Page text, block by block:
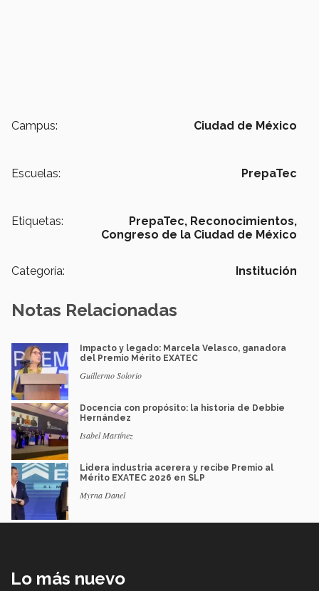
Campus: Ciudad de México
Escuelas: PrepaTec
Etiquetas: PrepaTec, Reconocimientos,
Congreso de la Ciudad de México
Categoría: Institución
Notas Relacionadas
Impacto y legado: Marcela Velasco, ganadora
del Premio Mérito EXATEC
Guillermo Solorio
Docencia con propósito: la historia de Debbie
Hernández
Isabel Martínez
Lidera industria acerera y recibe Premio al
Mérito EXATEC 2026 en SLP
Myrna Danel
Lo más nuevo